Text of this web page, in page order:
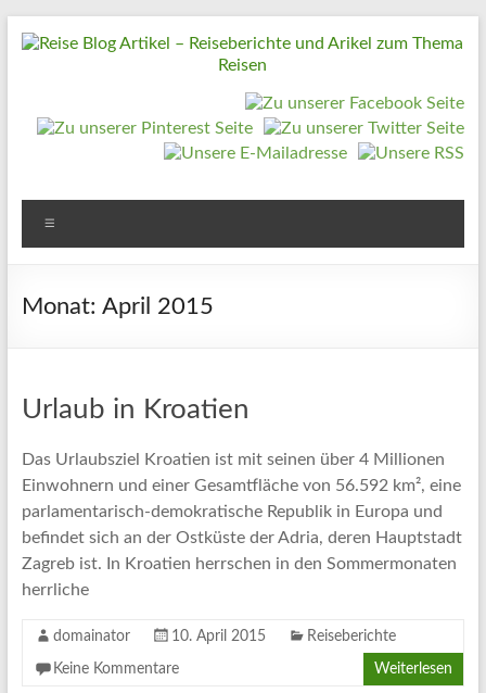
Inhalt
Blog
–
Reiseberichte
Arikel
zum
Reisen
Urlaub,
Artikel
Tipps
und
Informationen
zum
Monat: April 2015
Urlaub in Kroatien
Das Urlaubsziel Kroatien ist mit seinen über 4 Millionen
Einwohnern und einer Gesamtfläche von 56.592 km², eine
parlamentarisch-demokratische Republik in Europa und
befindet sich an der Ostküste der Adria, deren Hauptstadt
Zagreb ist. In Kroatien herrschen in den Sommermonaten
herrliche
domainator 10. April 2015 Reiseberichte
Keine Kommentare Weiterlesen